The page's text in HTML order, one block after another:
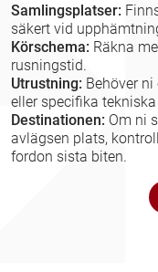
Samlingsplatser:
säkert vid
Körschema: Räkna
rusningstid.
Utrustning: Behöver
eller specifika
Destinationen: Om ni
avlägsen plats,
fordon sista biten.